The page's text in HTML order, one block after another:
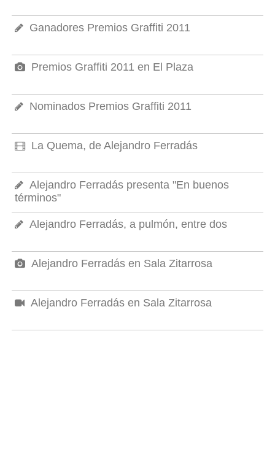
Ganadores Premios Graffiti 2011
Premios Graffiti 2011 en El Plaza
Nominados Premios Graffiti 2011
La Quema, de Alejandro Ferradás
Alejandro Ferradás presenta "En buenos
términos"
Alejandro Ferradás, a pulmón, entre dos
Alejandro Ferradás en Sala Zitarrosa
Alejandro Ferradás en Sala Zitarrosa